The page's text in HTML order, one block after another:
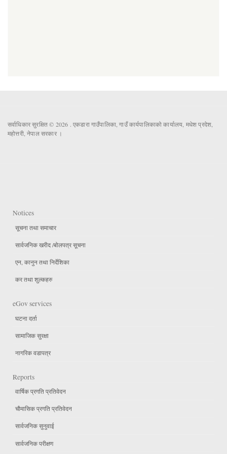
सर्वाधिकार सुरक्षित © 2026 . एकडारा गाउँपालिका, गाउँ कार्यपालिकाको कार्यालय, मधेश प्रदेश,
महोत्तरी, नेपाल सरकार ।
Notices
सूचना तथा समाचार
सार्वजनिक खरीद /बोलपत्र सूचना
एन, कानुन तथा निर्देशिका
कर तथा शुल्कहरु
eGov services
घटना दर्ता
सामाजिक सुरक्षा
नागरिक वडापत्र
Reports
वार्षिक प्रगति प्रतिवेदन
चौमासिक प्रगति प्रतिवेदन
सार्वजनिक सुनुवाई
सार्वजनिक परीक्षण